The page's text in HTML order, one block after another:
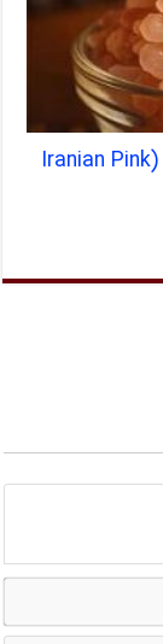
راهنمای خرید و صادرات نمک صورتی ایران (Iranian Pink